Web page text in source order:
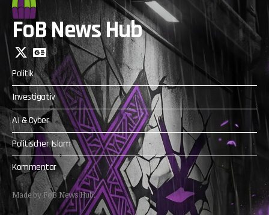
FoB News Hub
Politik
Investigativ
AI & Cyber
Politischer Islam
Kommentar
Made by FoB News Hub.